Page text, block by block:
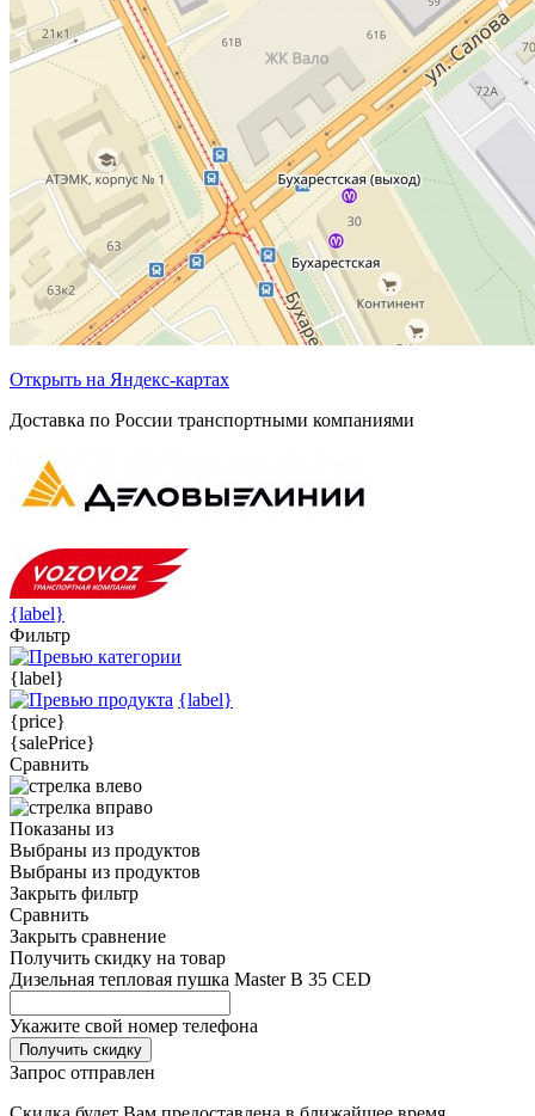
Открыть на Яндекс-картах
Доставка по России транспортными компаниями
{label}
Фильтр
{label}
{label}
{price}
{salePrice}
Сравнить
Показаны из
Выбраны из продуктов
Выбраны из продуктов
Закрыть фильтр
Сравнить
Закрыть сравнение
Получить скидку на товар
Дизельная тепловая пушка Master B 35 CED
Укажите свой номер телефона
Получить скидку
Запрос отправлен